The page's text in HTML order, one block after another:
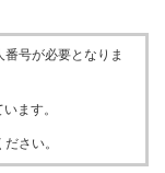
号が必要となりま
ます。
さい。